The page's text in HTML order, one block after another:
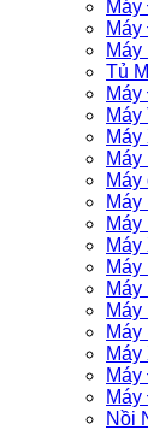
Tủ
Máy
Máy
Máy
Máy
Máy
Máy
Máy
Máy
Máy
Máy
Máy
Máy
Nồi